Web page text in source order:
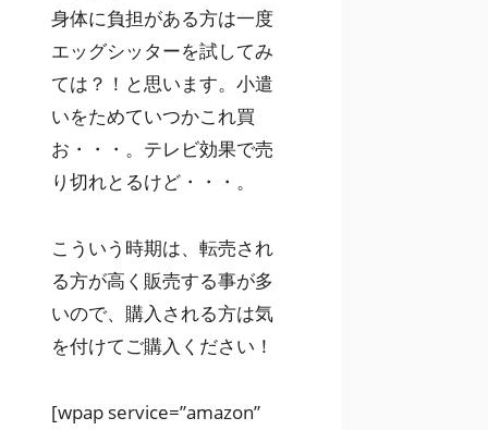
身体に負担がある方は一度
エッグシッターを試してみ
ては？！と思います。小遣
いをためていつかこれ買
お・・・。テレビ効果で売
り切れとるけど・・・。
こういう時期は、転売され
る方が高く販売する事が多
いので、購入される方は気
を付けてご購入ください！
[wpap service=”amazon”